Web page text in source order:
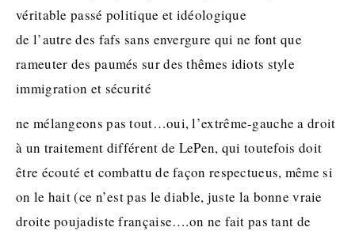
véritable passé politique et idéologique
de l’autre des fafs sans envergure qui ne font que
rameuter des paumés sur des thêmes idiots style
immigration et sécurité
ne mélangeons pas tout…oui, l’extrême-gauche a droit
à un traitement différent de LePen, qui toutefois doit
être écouté et combattu de façon respectueus, même si
on le hait (ce n’est pas le diable, juste la bonne vraie
droite poujadiste française….on ne fait pas tant de